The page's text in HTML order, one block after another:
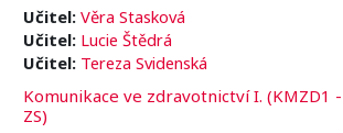
Učitel: Věra Stasková
Učitel: Lucie Štědrá
Učitel: Tereza Svidenská
Komunikace ve zdravotnictví I. (KMZD1
ZS)